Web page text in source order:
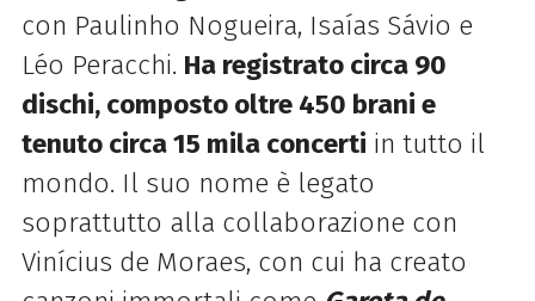
con Paulinho Nogueira, Isaías Sávio e
Léo Peracchi. Ha registrato circa 90
dischi, composto oltre 450 brani e
tenuto circa 15 mila concerti in tutto il
mondo. Il suo nome è legato
soprattutto alla collaborazione con
Vinícius de Moraes, con cui ha creato